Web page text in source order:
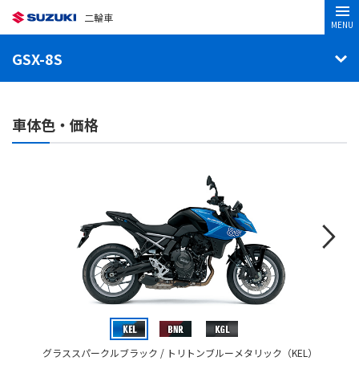
二輪車
MENU
GSX-8S
車体色・価格
グラススパークルブラック / トリトンブルーメタリック（KEL）